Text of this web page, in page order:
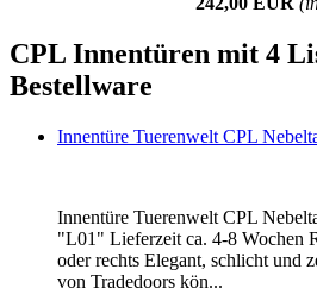
CPL Innentüren mit 4
Bestellware
Innentüre Tuerenwelt CPL
Innentüre Tuerenwelt CPL
"L01" Lieferzeit ca. 4-8 Wochen
oder rechts Elegant, schlicht und
von Tradedoors kön...